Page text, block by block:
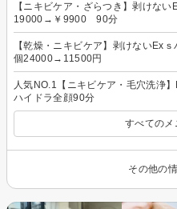
【ニキビケア・ざらつき】剥けな
19000→￥9900 90分
【乾燥・ニキビケア】剥けないEx
個24000→11500円
人気NO.1【ニキビケア・毛穴洗浄
ハイドラ全顔90分
すべてのメ
その他の